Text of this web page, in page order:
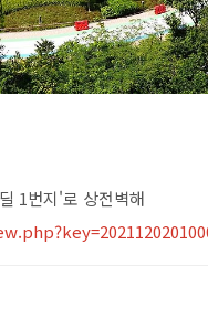
1번지'로 상전벽해